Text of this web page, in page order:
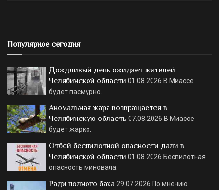
Популярное сегодня
Дождливый день ожидает жителей
Челябинской области 01.08.2026 В Миассе
будет пасмурно.
Аномальная жара возвращается в
Челябинскую область 07.08.2026 В Миассе
будет жарко.
Отбой беспилотной опасности дали в
Челябинской области 01.08.2026 Беспилотная
опасность миновала.
Ради полного бака 29.07.2026 По мнению